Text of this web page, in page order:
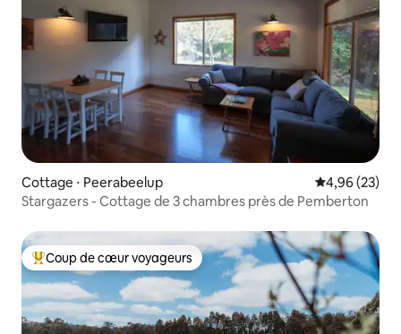
Cottage ⋅ Peerabeelup Évaluation
4,96 (23)
Stargazers - Cottage de 3 chambres près de Pemberton
Coups de cœur voyageurs les plus appréciés
Coup de cœur voyageurs